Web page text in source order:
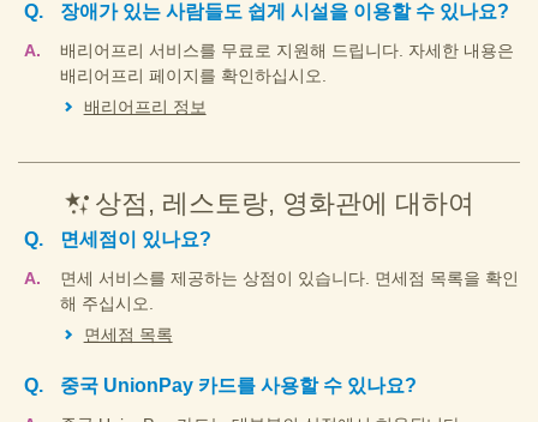
장애가 있는 사람들도 쉽게 시설을 이용할 수 있나요?
배리어프리 서비스를 무료로 지원해 드립니다. 자세한 내용은
배리어프리 페이지를 확인하십시오.
배리어프리 정보
상점, 레스토랑, 영화관에 대하여
면세점이 있나요?
면세 서비스를 제공하는 상점이 있습니다. 면세점 목록을 확인
해 주십시오.
면세점 목록
중국 UnionPay 카드를 사용할 수 있나요?